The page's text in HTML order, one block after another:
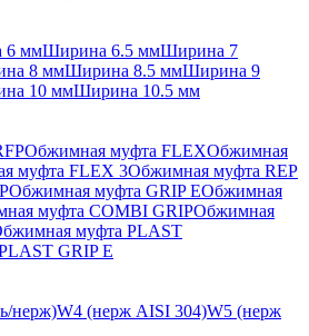
6 ммШирина 6.5 ммШирина 7
8 ммШирина 8.5 ммШирина 9
10 ммШирина 10.5 мм
Обжимная муфта FLEXОбжимная
муфта FLEX 3Обжимная муфта REP
Обжимная муфта GRIP EОбжимная
муфта COMBI GRIPОбжимная
муфта PLAST
GRIP E
нерж)W4 (нерж AISI 304)W5 (нерж